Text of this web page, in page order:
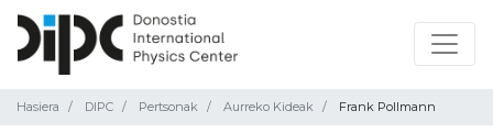
Hasiera DIPC Pertsonak Aurreko Kideak Frank Pollmann